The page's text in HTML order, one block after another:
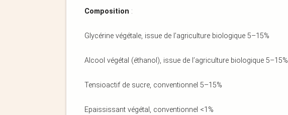
Composition :
Glycérine végétale, issue de l’agriculture biologique 5–15%
Alcool végétal (éthanol), issue de l’agriculture biologique 5–15%
Tensioactif de sucre, conventionnel 5–15%
Epaississant végétal, conventionnel <1%